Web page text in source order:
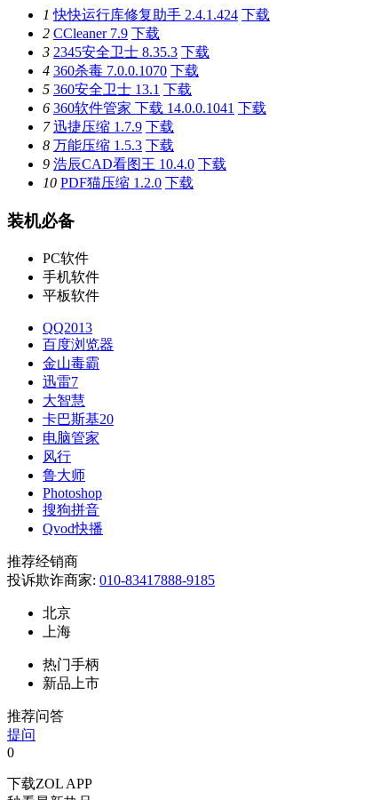
1 快快运行库修复助手 2.4.1.424 下载
2 CCleaner 7.9 下载
3 2345安全卫士 8.35.3 下载
4 360杀毒 7.0.0.1070 下载
5 360安全卫士 13.1 下载
6 360软件管家 下载 14.0.0.1041 下载
7 迅捷压缩 1.7.9 下载
8 万能压缩 1.5.3 下载
9 浩辰CAD看图王 10.4.0 下载
10 PDF猫压缩 1.2.0 下载
装机必备
PC软件
手机软件
平板软件
QQ2013
百度浏览器
金山毒霸
迅雷7
大智慧
卡巴斯基20
电脑管家
风行
鲁大师
Photoshop
搜狗拼音
Qvod快播
推荐经销商
投诉欺诈商家: 010-83417888-9185
北京
上海
热门手柄
新品上市
推荐问答
提问
0
下载ZOL APP